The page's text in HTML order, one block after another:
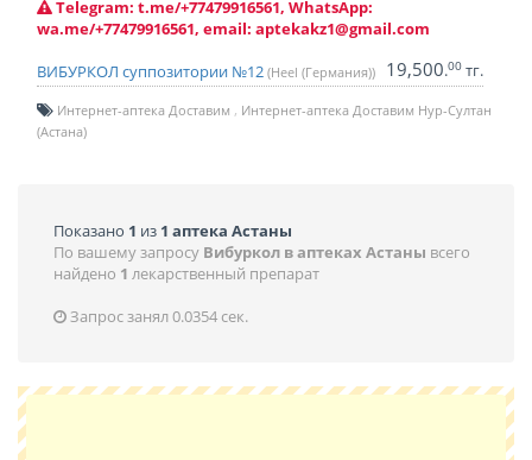
Telegram: t.me/+77479916561, WhatsApp:
wa.me/+77479916561, email: aptekakz1@gmail.com
ВИБУРКОЛ суппозитории №12 (Heel (Германия)) 19,500.00 тг.
Интернет-аптека Доставим
Интернет-аптека Доставим Нур-Султан
(Астана)
Показано 1 из 1 аптека Астаны
По вашему запросу Вибуркол в аптеках Астаны всего
найдено 1 лекарственный препарат
Запрос занял 0.0354 сек.